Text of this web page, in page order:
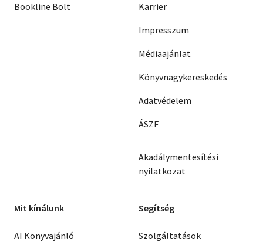
Bookline Bolt
Karrier
Impresszum
Médiaajánlat
Könyvnagykereskedés
Adatvédelem
ÁSZF
Akadálymentesítési
nyilatkozat
Mit kínálunk
AI Könyvajánló
Segítség
Szolgáltatások